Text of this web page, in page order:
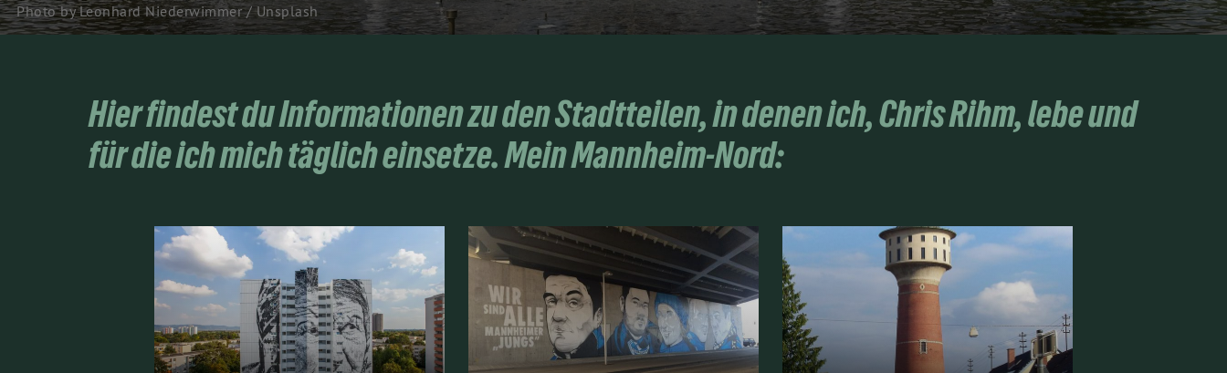
Photo by Leonhard Niederwimmer / Unsplash
Hier findest du Informationen zu den Stadtteilen, in denen ich, Chris Rihm, lebe und
für die ich mich täglich einsetze. Mein Mannheim-Nord: